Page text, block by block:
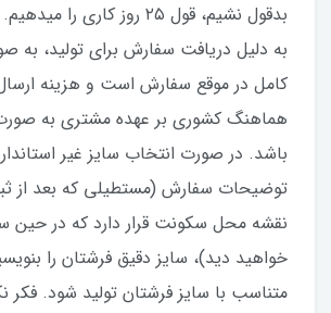
بدقول نشیم، قول ۲۵ روز کاری
به دلیل دریافت سفارش برای تولید، به
کامل در موقع سفارش است و هزینه
هماهنگ کشوری بر عهده مشتری به
باشد. در صورت انتخاب سایز غیر
توضیحات سفارش (مستطیلی که بعد از
نقشه محل سکونت قرار دارد که در حین
خواهید دید)، سایز دقیق فرشتان را
متناسب با سایز فرشتان تولید شود. فکر